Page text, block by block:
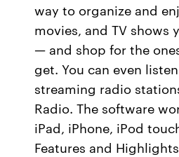
way to organize and
movies, and TV shows
— and shop for the
get. You can even
streaming radio
Radio. The software
iPad, iPhone, iPod
Features and